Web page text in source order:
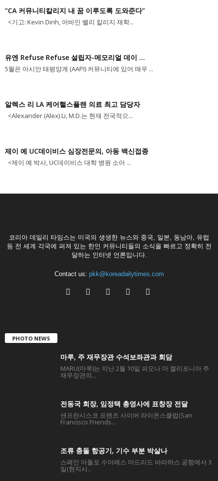
“CA 커뮤니티칼리지 내 꿈 이루도록 도와준다”
<기고: Kevin Dinh, 어바인 밸리 칼리지 재학...
유엔 Refuse Refuse 설립자-메모리얼 데이 ...
5월은 아시안 태평양계 (AAPI) 커뮤니티에 있어 매우 ...
알렉스 리 LA 케어핼스플랜 의료 최고 담당자
<Alexander (Alex) Li, M.D.는 현재 전국적으...
제이 예 UC데이비스 심장전문의, 아동 백신접종
<제이 예 박사, UC데이비스 대학 병원 소아 ...
코리아 데일리 타임스는 미국의 생생한 뉴스와 중국, 일본, 동남아, 유럽
등 전 세계 각국에 퍼져 있는 한인 커뮤니티들의 소식을 빠르고 정확히 전
달하는 인터넷 언론입니다.
Contact us: pkk@koreadailytimes.com
PHOTO NEWS
마루, 주 재무장관 수석보좌관과 회담
MARU(마루)는 지난 2월 10일 피오나 마 캘리포니아 주
재무장관의...
전동국 회장, 임정택 총영사에 표창장 전달
샌프란시스코 프렌즈 사이버 라이온스클럽(San
Francisco Friends...
조류 충돌 항공기, 기수 부분 박살나
스페인 아돌포 수아레스 마드리드 바라하스 공항에서 3
일(현지시...